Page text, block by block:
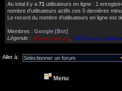
Au total il y a 71 utilisateurs en ligne : 1
nombre d’utilisateurs actifs ces 5 dernières
Le record du nombre d’utilisateurs en ligne est
Membres : Google [Bot]
Légende : Administrateurs Modérateurs
Aller à:
Menu